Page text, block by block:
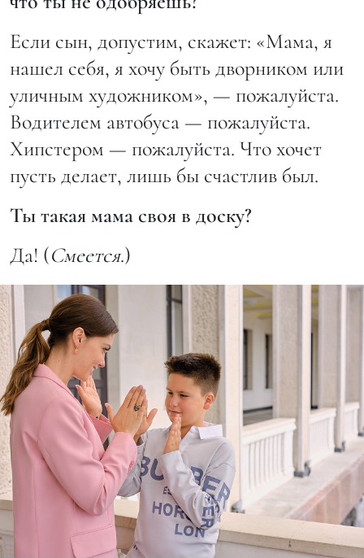
Если сын, допустим, скажет: «Мама, я
нашел себя, я хочу быть дворником или
уличным художником», — пожалуйста.
Водителем автобуса — пожалуйста.
Хипстером — пожалуйста. Что хочет
пусть делает, лишь бы счастлив был.
Ты такая мама своя в доску?
Да! (Смеется.)